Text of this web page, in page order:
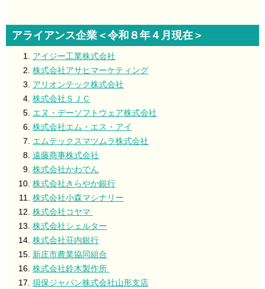
アライアンス企業＜令和８年４月現在＞
アイジー工業株式会社
株式会社アサヒマーケティング
アリオンテック株式会社
株式会社ＳＪＣ
エヌ・デーソフトウェア株式会社
株式会社エム・エス・アイ
エムテックスマツムラ株式会社
遠藤商事株式会社
株式会社かわでん
株式会社きらやか銀行
株式会社小森マシナリー
株式会社コヤマ
株式会社シェルター
株式会社荘内銀行
新庄市農業協同組合
株式会社鈴木製作所
損保ジャパン株式会社山形支店